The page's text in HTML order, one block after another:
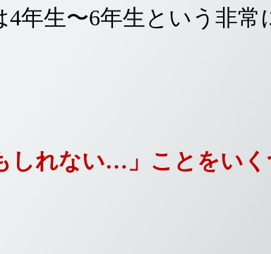
年生〜6年生という非常
しれない…」ことをい